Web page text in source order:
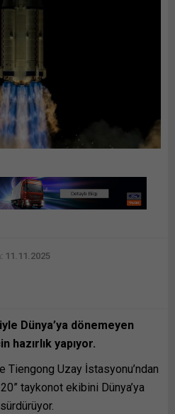
11.11.2025
Dünya’ya dönemeyen
hazırlık yapıyor.
Tiengong Uzay İstasyonu’ndan
taykonot ekibini Dünya’ya